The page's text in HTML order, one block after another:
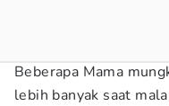
Beberapa Mama
lebih banyak saat